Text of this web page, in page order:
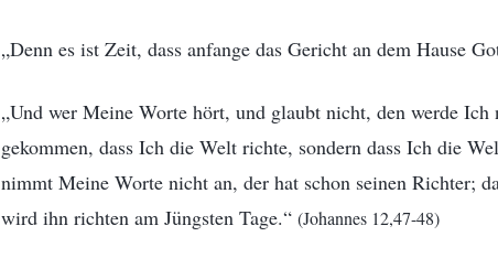
„Denn es ist Zeit, dass anfange das Gericht an dem Hause
„Und wer Meine Worte hört, und glaubt nicht, den werde
gekommen, dass Ich die Welt richte, sondern dass Ich die
nimmt Meine Worte nicht an, der hat schon seinen Richter;
wird ihn richten am Jüngsten Tage.“ (Johannes 12,47-48)